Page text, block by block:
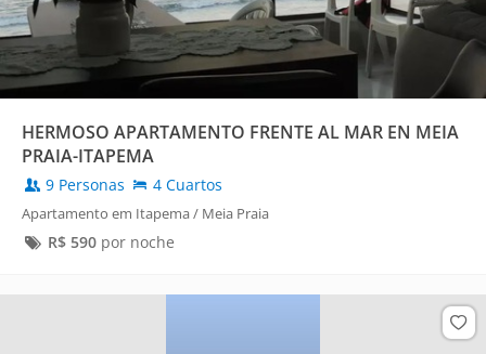
HERMOSO APARTAMENTO FRENTE AL MAR EN MEIA
PRAIA-ITAPEMA
9 Personas 4 Cuartos
Apartamento em Itapema / Meia Praia
R$ 590por noche